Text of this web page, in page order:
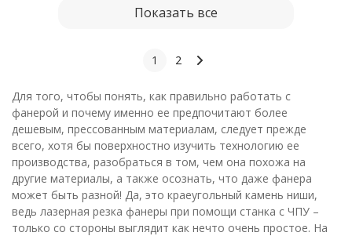
Показать все
1 2
Для того, чтобы понять, как правильно работать с
фанерой и почему именно ее предпочитают более
дешевым, прессованным материалам, следует прежде
всего, хотя бы поверхностно изучить технологию ее
производства, разобраться в том, чем она похожа на
другие материалы, а также осознать, что даже фанера
может быть разной! Да, это краеугольный камень ниши,
ведь лазерная резка фанеры при помощи станка с ЧПУ –
только со стороны выглядит как нечто очень простое. На